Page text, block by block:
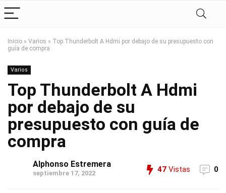
Inicio » Varios » Top Thunderbolt A Hdmi por debajo de su presupuesto con
guía de compra
Varios
Top Thunderbolt A Hdmi
por debajo de su
presupuesto con guía de
compra
Alphonso Estremera
septiembre 17, 2022 47 Vistas 0